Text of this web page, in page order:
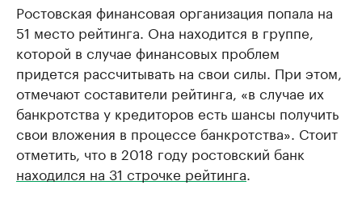
Ростовская финансовая организация попала на
51 место рейтинга. Она находится в группе,
которой в случае финансовых проблем
придется рассчитывать на свои силы. При этом,
отмечают составители рейтинга, «в случае их
банкротства у кредиторов есть шансы получить
свои вложения в процессе банкротства». Стоит
отметить, что в 2018 году ростовский банк
находился на 31 строчке рейтинга